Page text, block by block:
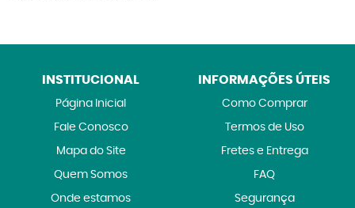
INSTITUCIONAL
Página Inicial
Fale Conosco
Mapa do Site
Quem Somos
Onde estamos
INFORMAÇÕES ÚTEIS
Como Comprar
Termos de Uso
Fretes e Entrega
FAQ
Segurança